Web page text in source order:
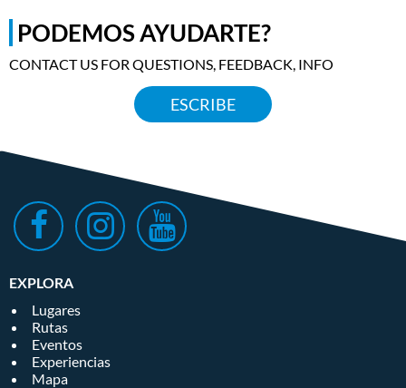
PODEMOS AYUDARTE?
CONTACT US FOR QUESTIONS, FEEDBACK, INFO
ESCRIBE
EXPLORA
Lugares
Rutas
Eventos
Experiencias
Mapa